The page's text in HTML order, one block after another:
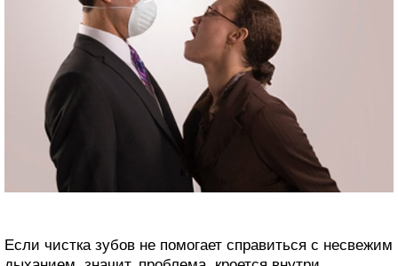
Если чистка зубов не помогает справиться с несвежим